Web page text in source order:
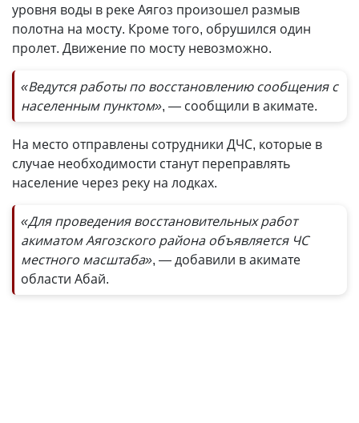
уровня воды в реке Аягоз произошел размыв
полотна на мосту. Кроме того, обрушился один
пролет. Движение по мосту невозможно.
«Ведутся работы по восстановлению сообщения с
населенным пунктом», — сообщили в акимате.
На место отправлены сотрудники ДЧС, которые в
случае необходимости станут переправлять
население через реку на лодках.
«Для проведения восстановительных работ
акиматом Аягозского района объявляется ЧС
местного масштаба», — добавили в акимате
области Абай.